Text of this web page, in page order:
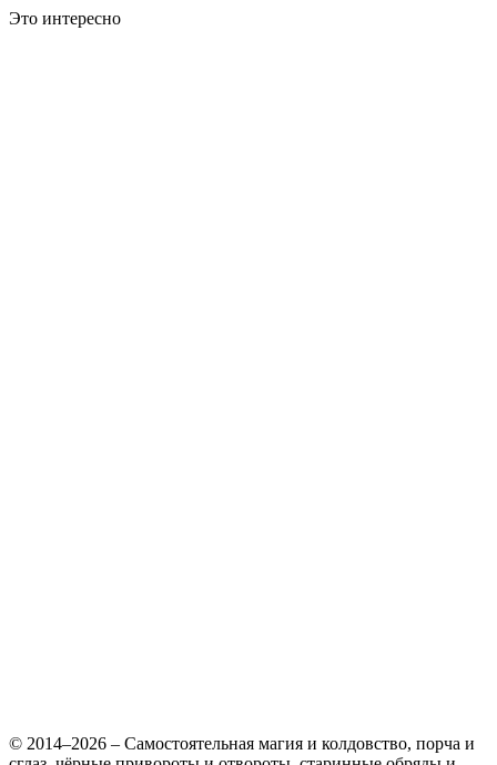
Это интересно
© 2014–2026 – Самостоятельная магия и колдовство, порча и